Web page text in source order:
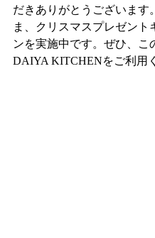
だきありがとうございます
ま、クリスマスプレゼント
ンを実施中です。ぜひ、こ
DAIYA KITCHENをご利用